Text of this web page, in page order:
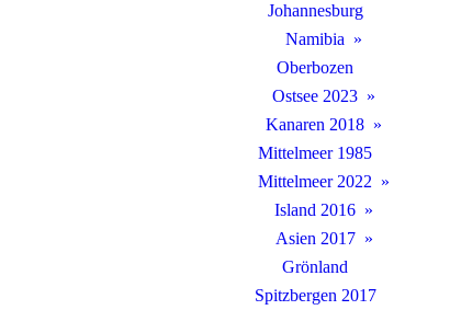
Johannesburg
Namibia
Oberbozen
Ostsee 2023
Kanaren 2018
Mittelmeer 1985
Mittelmeer 2022
Island 2016
Asien 2017
Grönland
Spitzbergen 2017